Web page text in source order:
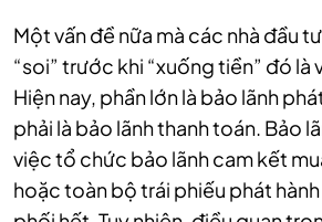
Một vấn đề nữa mà các nhà đầu
“soi” trước khi “xuống tiền” đó là
Hiện nay, phần lớn là bảo lãnh
phải là bảo lãnh thanh toán. Bảo
việc tổ chức bảo lãnh cam kết
hoặc toàn bộ trái phiếu phát